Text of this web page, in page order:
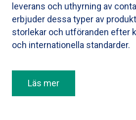
leverans och uthyrning av
erbjuder dessa typer av
storlekar och utföranden efter
och internationella standarder.
Läs mer